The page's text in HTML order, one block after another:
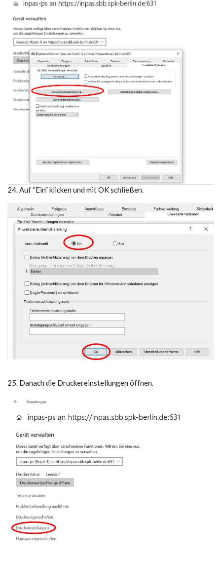
24. Auf “Ein” klicken und mit OK schließen.
25. Danach die Druckereinstellungen öffnen.